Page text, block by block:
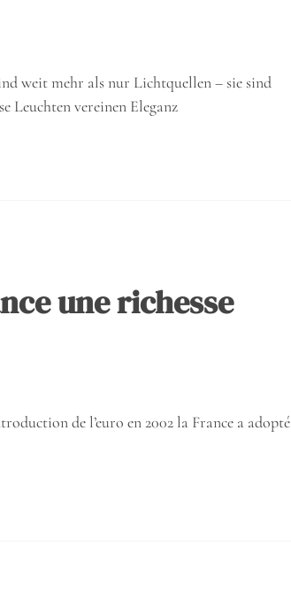
weit mehr als nur Lichtquellen – sie sind
Leuchten vereinen Eleganz
une richesse
de l’euro en 2002 la France a adopté